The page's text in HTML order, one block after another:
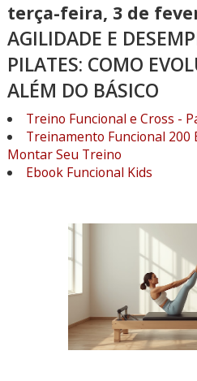
terça-feira, 3 de
AGILIDADE E
PILATES: COMO
ALÉM DO BÁSICO
Treino Funcional e Cross -
Treinamento Funcional 200
Montar Seu Treino
Ebook Funcional Kids